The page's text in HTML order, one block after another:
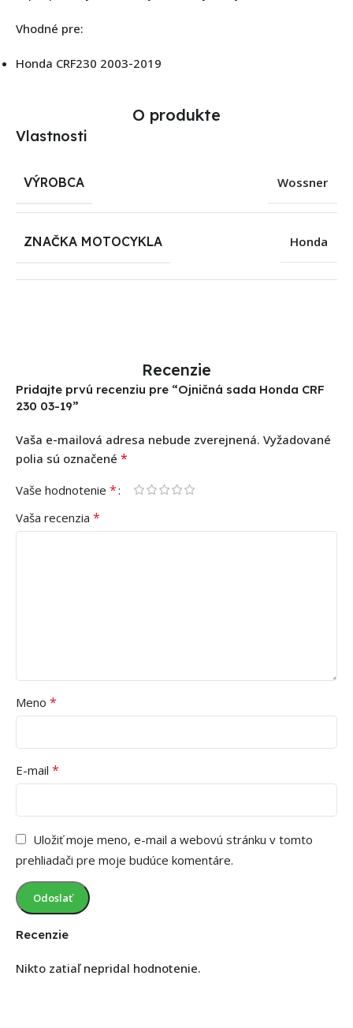
Vhodné pre:
Honda CRF230 2003-2019
O produkte
Vlastnosti
VÝROBCA Wossner
ZNAČKA MOTOCYKLA Honda
Recenzie
Recenzie
Nikto zatiaľ nepridal hodnotenie.
Pridajte prvú recenziu pre “Ojničná sada Honda CRF
230 03-19”
Vaša e-mailová adresa nebude zverejnená. Vyžadované
polia sú označené *
Vaše hodnotenie *
Vaša recenzia *
Meno *
E-mail *
Uložiť moje meno, e-mail a webovú stránku v tomto
prehliadači pre moje budúce komentáre.